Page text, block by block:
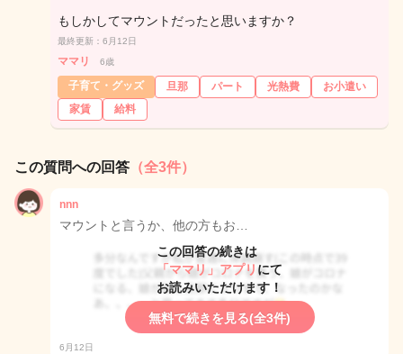
もしかしてマウントだったと思いますか？
最終更新：6月12日
ママリ 6歳
子育て・グッズ 旦那 パート 光熱費
お小遣い
家賃
給料
この質問への回答 （全3件）
nnn
マウントと言うか、他の方もお…
この回答の続きは
「ママリ」アプリ にて
お読みいただけます！
無料で続きを見る(全3件)
6月12日